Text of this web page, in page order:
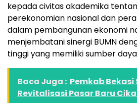
kepada civitas akademika
perekonomian nasional dan
dalam pembangunan ekonomi
menjembatani sinergi BUMN
tinggi yang memiliki sumber
Baca Juga : Pemkab Bekasi
Revitalisasi Pasar Baru